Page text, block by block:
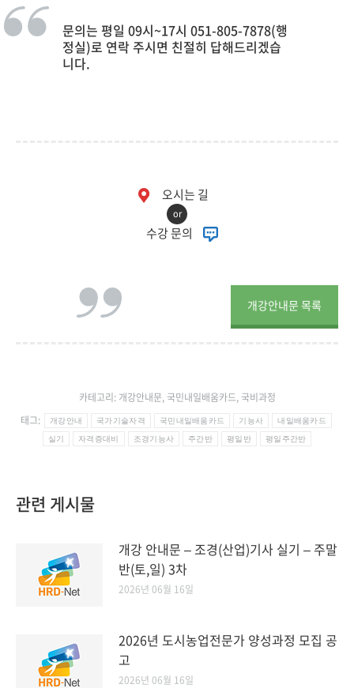
문의는 평일 09시~17시 051-805-7878(행
정실)로 연락 주시면 친절히 답해드리겠습
니다.
오시는 길
or
수강 문의
개강안내문 목록
카테고리: 개강안내문,국민내일배움카드,국비과정
태그:
개강안내 국가기술자격 국민내일배움카드 기능사 내일배움카드
실기 자격증대비 조경기능사 주간반 평일반 평일주간반
관련 게시물
개강 안내문 – 조경(산업)기사 실기 – 주말
반(토,일) 3차
2026년 06월 16일
2026년 도시농업전문가 양성과정 모집 공
고
2026년 06월 16일